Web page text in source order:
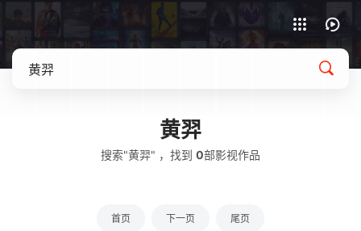
黄羿
搜索"黄羿" ，找到 0部影视作品
首页 下一页 尾页